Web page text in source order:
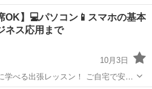
▶自分のスマホやPCの...
Windows総合
OK】💻パソコン📱スマホの基本
ネス応用まで
10月3日
張レッスン！ ご自宅で安心